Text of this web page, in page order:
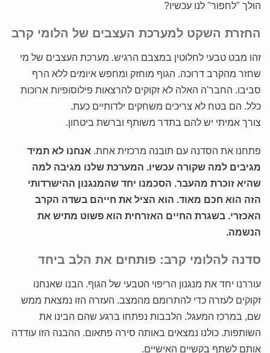
הולך "לחפור" לנו עכשיו?
החזרת השקט למערכת העצבים של הלומי קרב
זהו מבט טבעי לחלוטין במצבם הרגיש. מערכת העצבים של מי
שחזר מהקרב דרוכה. הגוף מוחזק ומחפש איומים ללא הרף
סביבו. החבר'ה האלה לא זקוקים להרצאות פילוסופיות ארוכות
כלל. הם בטח לא צריכים משחקים ילדותיים כעת.
צורך אמיתי יש להם בתדר משותף וברשת ביטחון.
פתחנו את הסדנה עם תובנה מרכזית אחת. אנחנו לא תמיד
מגיבים למה שקורה עכשיו. המערכת שלנו מגיבה למה
שהיא זוכרת מהעבר. הסכמנו יחד שהמנגנון ההישרדותי
הזה הוא חכם מאוד. הוא הציל את חייהם בשדה הקרב
האכזרי. בשגרת החיים האזרחית הוא פשוט מתיש את
הנשמה.
סדנה להלומי קרב: פותחים את הלב ביחד
עוררנו יחד את מנגנון הריפוי הטבעי של הגוף. הבנו שאנחנו
זקוקים לעזרה כדי להתרומם מהמצב. העזרה הזו נמצאת ממש
שם, במרכז המעגל. הלבבות נפתחו ברגע שהם הבינו את
השותפות. כולנו נמצאים באותה סירה פתאום. ההבנה הזו עודדה
אותם לשתף בקשיים האישיים.